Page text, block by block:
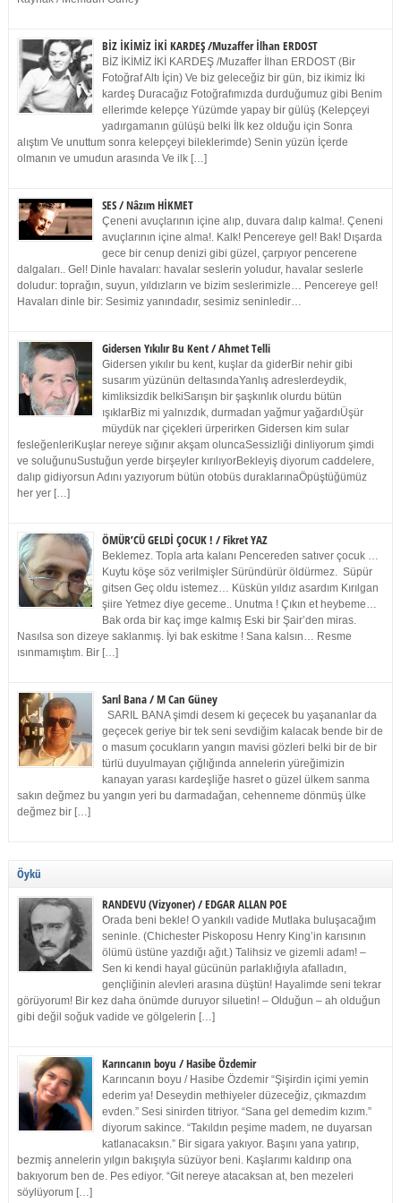
BİZ İKİMİZ İKİ KARDEŞ /Muzaffer İlhan ERDOST
BİZ İKİMİZ İKİ KARDEŞ /Muzaffer İlhan ERDOST (Bir
Fotoğraf Altı İçin) Ve biz geleceğiz bir gün, biz ikimiz İki
kardeş Duracağız Fotoğrafımızda durduğumuz gibi Benim
ellerimde kelepçe Yüzümde yapay bir gülüş (Kelepçeyi
yadırgamanın gülüşü belki İlk kez olduğu için Sonra
alıştım Ve unuttum sonra kelepçeyi bileklerimde) Senin yüzün İçerde
olmanın ve umudun arasında Ve ilk […]
SES / Nâzım HİKMET
Çeneni avuçlarının içine alıp, duvara dalıp kalma!. Çeneni
avuçlarının içine alma!. Kalk! Pencereye gel! Bak! Dışarda
gece bir cenup denizi gibi güzel, çarpıyor pencerene
dalgaları.. Gel! Dinle havaları: havalar seslerin yoludur, havalar seslerle
doludur: toprağın, suyun, yıldızların ve bizim seslerimizle… Pencereye gel!
Havaları dinle bir: Sesimiz yanındadır, sesimiz seninledir…
Gidersen Yıkılır Bu Kent / Ahmet Telli
Gidersen yıkılır bu kent, kuşlar da giderBir nehir gibi
susarım yüzünün deltasındaYanlış adreslerdeydik,
kimliksizdik belkiSarışın bir şaşkınlık olurdu bütün
ışıklarBiz mi yalnızdık, durmadan yağmur yağardıÜşür
müydük nar çiçekleri ürperirken Gidersen kim sular
fesleğenleriKuşlar nereye sığınır akşam oluncaSessizliği dinliyorum şimdi
ve soluğunuSustuğun yerde birşeyler kırılıyorBekleyiş diyorum caddelere,
dalıp gidiyorsun Adını yazıyorum bütün otobüs duraklarınaÖpüştüğümüz
her yer […]
ÖMÜR’CÜ GELDİ ÇOCUK ! / Fikret YAZ
Beklemez. Topla arta kalanı Pencereden satıver çocuk …
Kuytu köşe söz verilmişler Süründürür öldürmez. Süpür
gitsen Geç oldu istemez… Küskün yıldız asardım Kırılgan
şiire Yetmez diye geceme.. Unutma ! Çıkın et heybeme…
Bak orda bir kaç imge kalmış Eski bir Şair’den miras.
Nasılsa son dizeye saklanmış. İyi bak eskitme ! Sana kalsın… Resme
ısınmamıştım. Bir […]
Sarıl Bana / M Can Güney
SARIL BANA şimdi desem ki geçecek bu yaşananlar da
geçecek geriye bir tek seni sevdiğim kalacak bende bir de
o masum çocukların yangın mavisi gözleri belki bir de bir
türlü duyulmayan çığlığında annelerin yüreğimizin
kanayan yarası kardeşliğe hasret o güzel ülkem sanma
sakın değmez bu yangın yeri bu darmadağan, cehenneme dönmüş ülke
değmez bir […]
Öykü
RANDEVU (Vizyoner) / EDGAR ALLAN POE
Orada beni bekle! O yankılı vadide Mutlaka buluşacağım
seninle. (Chichester Piskoposu Henry King’in karısının
ölümü üstüne yazdığı ağıt.) Talihsiz ve gizemli adam! –
Sen ki kendi hayal gücünün parlaklığıyla afalladın,
gençliğinin alevleri arasına düştün! Hayalimde seni tekrar
görüyorum! Bir kez daha önümde duruyor siluetin! – Olduğun – ah olduğun
gibi değil soğuk vadide ve gölgelerin […]
Karıncanın boyu / Hasibe Özdemir
Karıncanın boyu / Hasibe Özdemir “Şişirdin içimi yemin
ederim ya! Deseydin methiyeler düzeceğiz, çıkmazdım
evden.” Sesi sinirden titriyor. “Sana gel demedim kızım.”
diyorum sakince. “Takıldın peşime madem, ne duyarsan
katlanacaksın.” Bir sigara yakıyor. Başını yana yatırıp,
bezmiş annelerin yılgın bakışıyla süzüyor beni. Kaşlarımı kaldırıp ona
bakıyorum ben de. Pes ediyor. “Git nereye atacaksan at, ben mezeleri
söylüyorum […]